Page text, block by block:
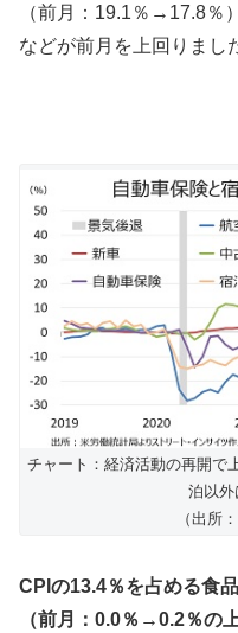
（前月：19.1％→17.8％
などが前月を上回りまし
チャート：経済活動の再開で
泊以外
（出所
CPIの13.4％を占める食
（前月：0.0％→0.2％の